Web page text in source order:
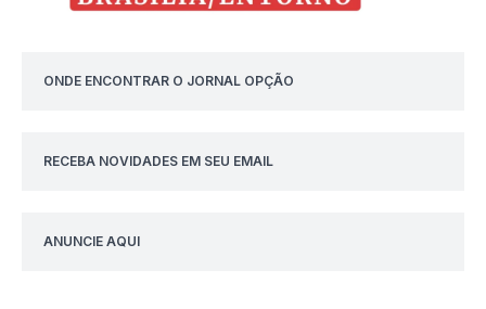
ONDE ENCONTRAR O JORNAL OPÇÃO
RECEBA NOVIDADES EM SEU EMAIL
ANUNCIE AQUI